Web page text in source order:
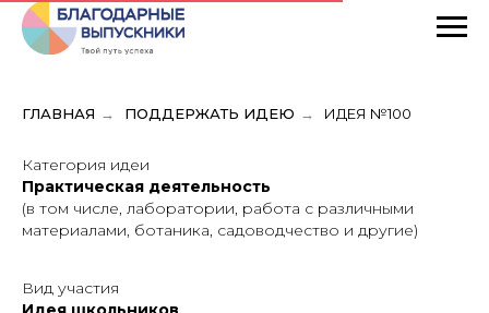
ГЛАВНАЯ → ПОДДЕРЖАТЬ ИДЕЮ → ИДЕЯ №100
Категория идеи
Практическая деятельность
(в том числе, лаборатории, работа с различными
материалами, ботаника, садоводчество и другие)
Вид участия